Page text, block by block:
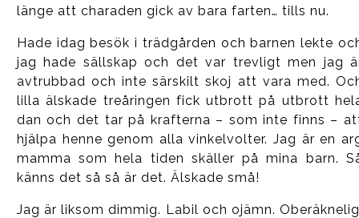
länge att charaden gick av bara farten… tills nu.
Hade idag besök i trädgården och barnen lekte
jag hade sällskap och det var trevligt men jag
avtrubbad och inte särskilt skoj att vara med.
lilla älskade treåringen fick utbrott på utbrott
dan och det tar på krafterna – som inte finns –
hjälpa henne genom alla vinkelvolter. Jag är en
mamma som hela tiden skäller på mina barn.
känns det så så är det. Älskade små!
Jag är liksom dimmig. Labil och ojämn.